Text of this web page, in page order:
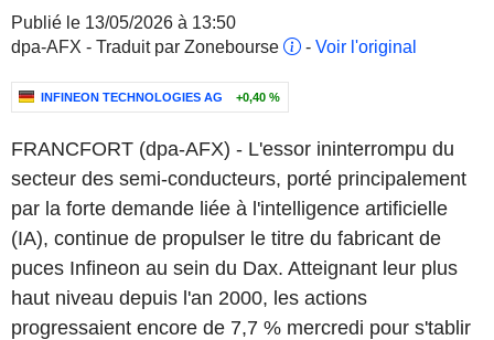
Publié le 13/05/2026 à 13:50
dpa-AFX - Traduit par Zonebourse
- Voir l'original
INFINEON TECHNOLOGIES AG +0,40 %
FRANCFORT (dpa-AFX) - L'essor ininterrompu du
secteur des semi-conducteurs, porté principalement
par la forte demande liée à l'intelligence artificielle
(IA), continue de propulser le titre du fabricant de
puces Infineon au sein du Dax. Atteignant leur plus
haut niveau depuis l'an 2000, les actions
progressaient encore de 7,7 % mercredi pour s'tablir